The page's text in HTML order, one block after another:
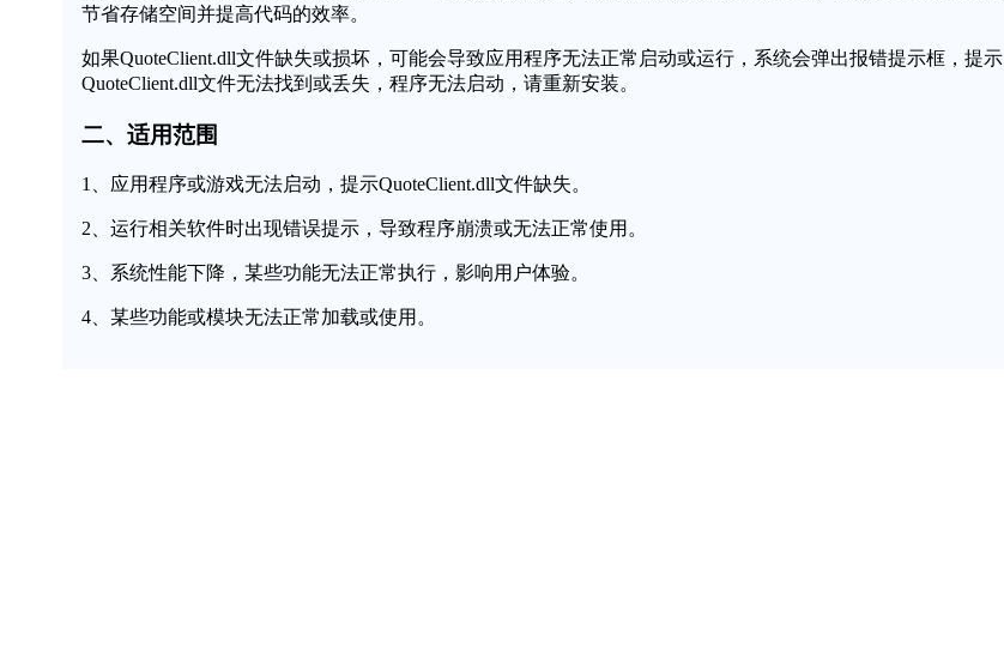
节省存储空间并提高代码的效率。
如果QuoteClient.dll文件缺失或损坏，可能会导致应用程序无法正常启动或运行，系统会弹出报错提示框，提示
QuoteClient.dll文件无法找到或丢失，程序无法启动，请重新安装。
二、适用范围
1、应用程序或游戏无法启动，提示QuoteClient.dll文件缺失。
2、运行相关软件时出现错误提示，导致程序崩溃或无法正常使用。
3、系统性能下降，某些功能无法正常执行，影响用户体验。
4、某些功能或模块无法正常加载或使用。